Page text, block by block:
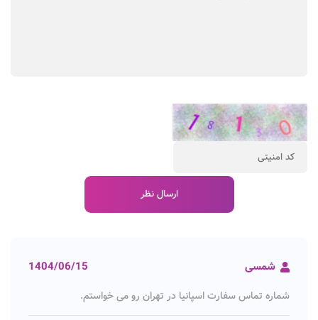
شمسی 1404/06/15
شماره تماس سفارت اسپانیا در تهران رو می خواستم.